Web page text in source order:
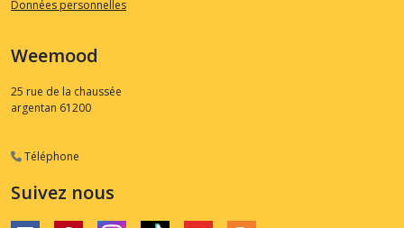
Données personnelles
Weemood
25 rue de la chaussée
argentan 61200
Téléphone
Suivez nous